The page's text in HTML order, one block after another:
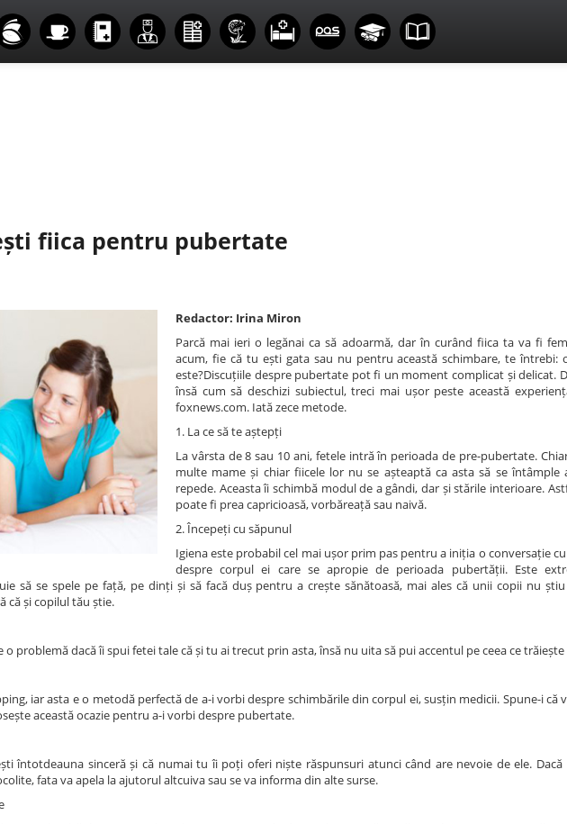
fiica pentru pubertate
Redactor: Irina Miron
Parcă mai ieri o legănai ca să adoarmă, dar în curând fiica ta va fi
acum, fie că tu ești gata sau nu pentru această schimbare, te întrebi:
este?Discuțiile despre pubertate pot fi un moment complicat și delicat.
însă cum să deschizi subiectul, treci mai ușor peste această
foxnews.com. Iată zece metode.
1. La ce să te aștepți
La vârsta de 8 sau 10 ani, fetele intră în perioada de pre-pubertate.
multe mame și chiar fiicele lor nu se așteaptă ca asta să se întâmple
repede. Aceasta îi schimbă modul de a gândi, dar și stările interioare.
poate fi prea capricioasă, vorbăreață sau naivă.
2. Începeți cu săpunul
Igiena este probabil cel mai ușor prim pas pentru a iniția o conversație
despre corpul ei care se apropie de perioada pubertății. Este
să se spele pe față, pe dinți și să facă duș pentru a crește sănătoasă, mai ales că unii copii nu
că și copilul tău știe.
o problemă dacă îi spui fetei tale că și tu ai trecut prin asta, însă nu uita să pui accentul pe ceea ce trăiește
iar asta e o metodă perfectă de a-i vorbi despre schimbările din corpul ei, susțin medicii. Spune-i că
această ocazie pentru a-i vorbi despre pubertate.
întotdeauna sinceră și că numai tu îi poți oferi niște răspunsuri atunci când are nevoie de ele. Dacă
fata va apela la ajutorul altcuiva sau se va informa din alte surse.